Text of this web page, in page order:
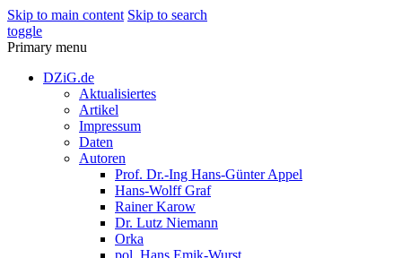
Skip to main content Skip to search
toggle
Primary menu
DZiG.de
Aktualisiertes
Artikel
Impressum
Daten
Autoren
Prof. Dr.-Ing Hans-Günter Appel
Hans-Wolff Graf
Rainer Karow
Dr. Lutz Niemann
Orka
pol. Hans Emik-Wurst